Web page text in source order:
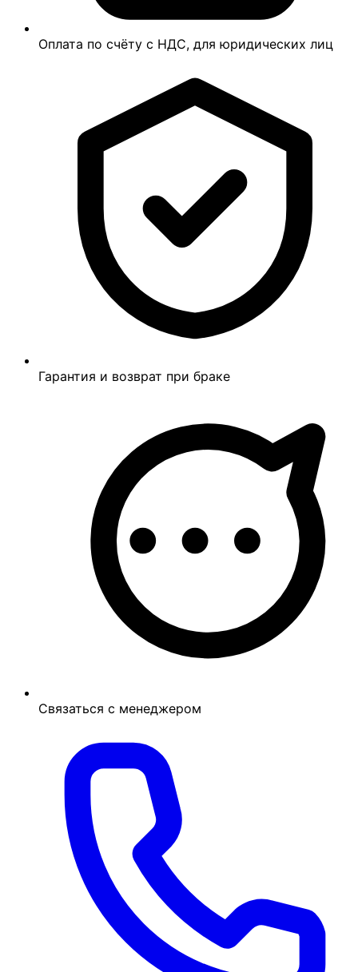
Оплата по счёту с НДС, для юридических лиц
Гарантия и возврат при браке
Связаться с менеджером